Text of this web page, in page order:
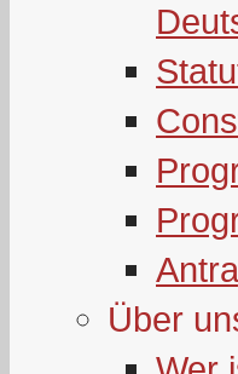
Über